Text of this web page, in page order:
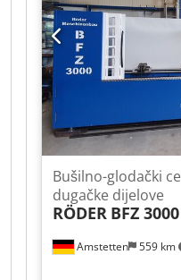
izradu modela i
Amstetten 559 km
Bušilno-glodački
dugačke dijelove
RÖDER BFZ 3000